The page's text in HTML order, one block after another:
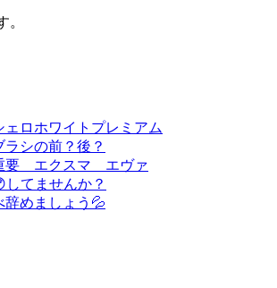
。
ェロホワイトプレミアム
シの前？後？
要 エクスマ エヴァ
してませんか？
辞めましょう💦